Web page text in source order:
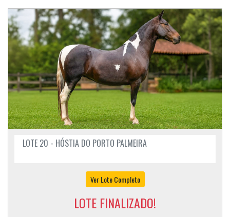
LOTE 20 - HÓSTIA DO PORTO PALMEIRA
Ver Lote Completo
LOTE FINALIZADO!